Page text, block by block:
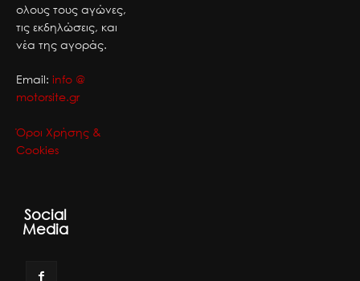
ολους τους αγώνες,
τις εκδηλώσεις, και
νέα της αγοράς.
Email: info @
motorsite.gr
Όροι Χρήσης &
Cookies
Social
Media